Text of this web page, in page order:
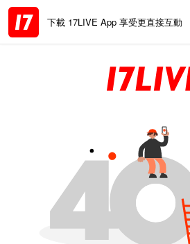
下載 17LIVE App 享受更直接互動